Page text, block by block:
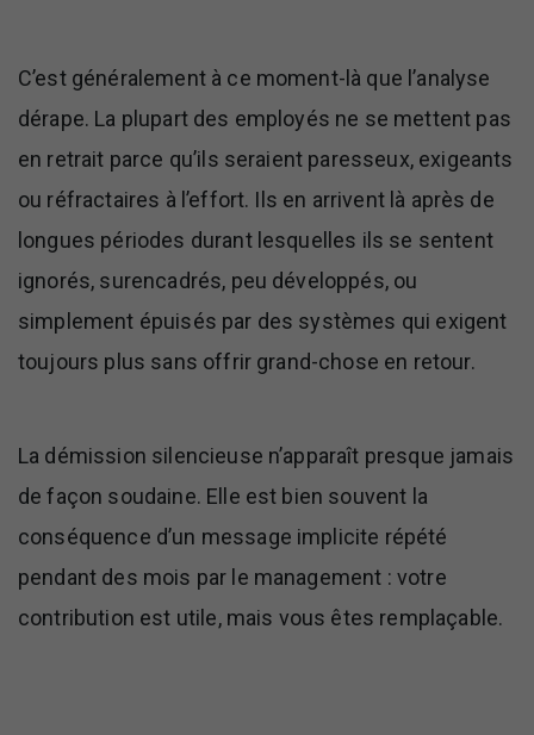
C’est généralement à ce moment-là que l’analyse
dérape. La plupart des employés ne se mettent pas
en retrait parce qu’ils seraient paresseux, exigeants
ou réfractaires à l’effort. Ils en arrivent là après de
longues périodes durant lesquelles ils se sentent
ignorés, surencadrés, peu développés, ou
simplement épuisés par des systèmes qui exigent
toujours plus sans offrir grand-chose en retour.
La démission silencieuse n’apparaît presque jamais
de façon soudaine. Elle est bien souvent la
conséquence d’un message implicite répété
pendant des mois par le management : votre
contribution est utile, mais vous êtes remplaçable.